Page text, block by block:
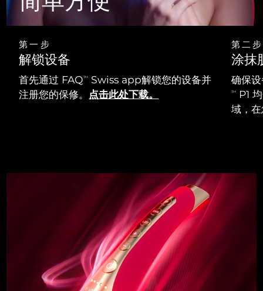
第一步
解锁设备
首先通过 FAQTM
Swiss app解锁您的设备并
注册您的保修。 点击此处下载。
第二步
涂抹
确保
TMP1
域，